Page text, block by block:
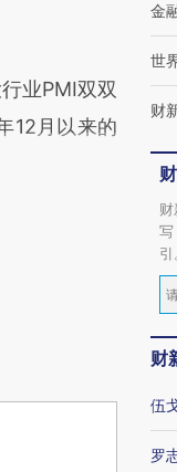
业PMI双双
12月以来的
金
世
财
写
引
财
伍
罗